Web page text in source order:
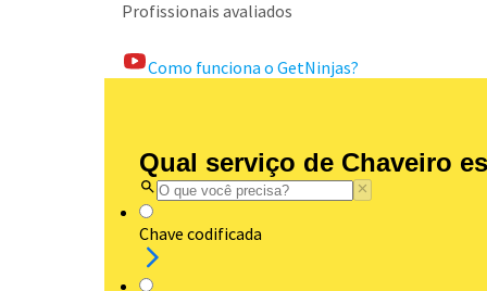
Profissionais avaliados
Como funciona o GetNinjas?
Qual serviço de Chaveiro
Chave codificada